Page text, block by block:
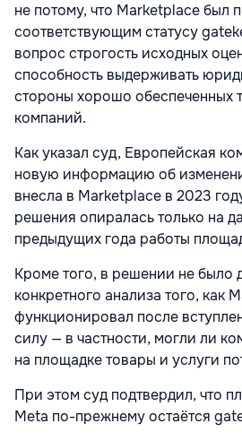
не потому, что Marketplace был
соответствующим статусу
вопрос строгость исходных
способность выдерживать
стороны хорошо обеспеченных
компаний.
Как указал суд, Европейская
новую информацию об
внесла в Marketplace в 2023
решения опиралась только на
предыдущих года работы
Кроме того, в решении не было
конкретного анализа того, как
функционировал после
силу — в частности, могли ли
на площадке товары и услуги
При этом суд подтвердил, что
Meta по-прежнему остаётся